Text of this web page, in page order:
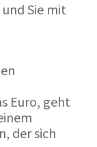
Sie mit
Euro, geht
der sich